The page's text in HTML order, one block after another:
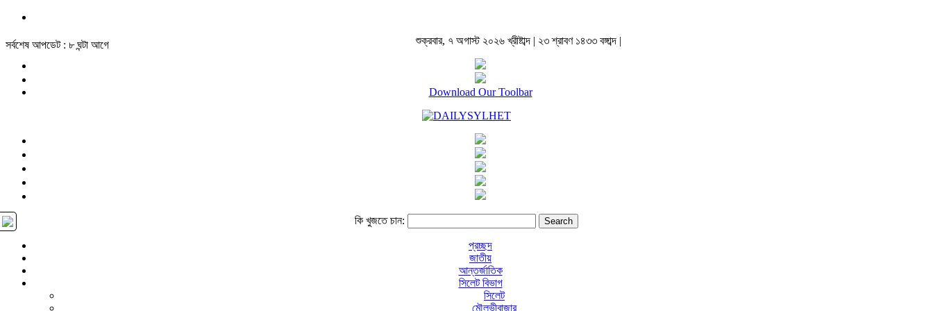
সর্বশেষ আপডেট : ৮ ঘন্টা আগে শুক্রবার, ৭ অগাস্ট ২০২৬ খ্রীষ্টাব্দ | ২৩ শ্রাবণ ১৪৩৩ বঙ্গাব্দ |
Download Our Toolbar
কি খুজতে চান:
প্রচ্ছদ
জাতীয়
আন্তর্জাতিক
সিলেট বিভাগ
সিলেট
মৌলভীবাজার